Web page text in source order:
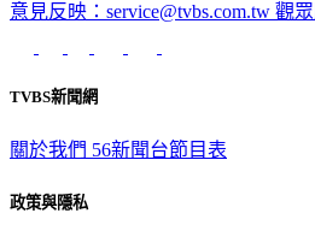
意見反映：service@tvbs.com.tw 觀
TVBS新聞網
關於我們 56新聞台節目表
政策與隱私